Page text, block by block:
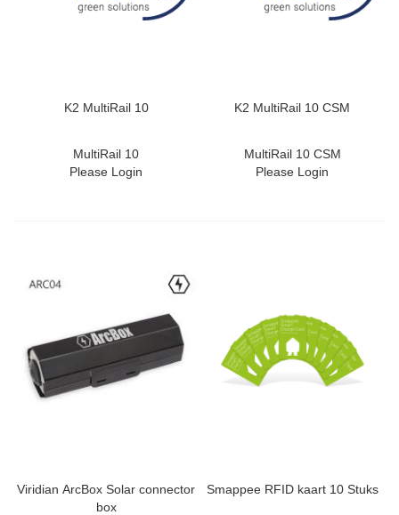
K2 MultiRail 10
MultiRail 10
Please Login
K2 MultiRail 10 CSM
MultiRail 10 CSM
Please Login
Viridian ArcBox Solar connector
box
Smappee RFID kaart 10 Stuks